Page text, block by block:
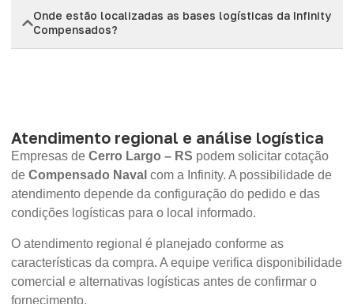
Onde estão localizadas as bases logísticas da Infinity
Compensados?
Atendimento regional e análise logística
Empresas de Cerro Largo – RS podem solicitar cotação
de Compensado Naval com a Infinity. A possibilidade de
atendimento depende da configuração do pedido e das
condições logísticas para o local informado.
O atendimento regional é planejado conforme as
características da compra. A equipe verifica disponibilidade
comercial e alternativas logísticas antes de confirmar o
fornecimento.